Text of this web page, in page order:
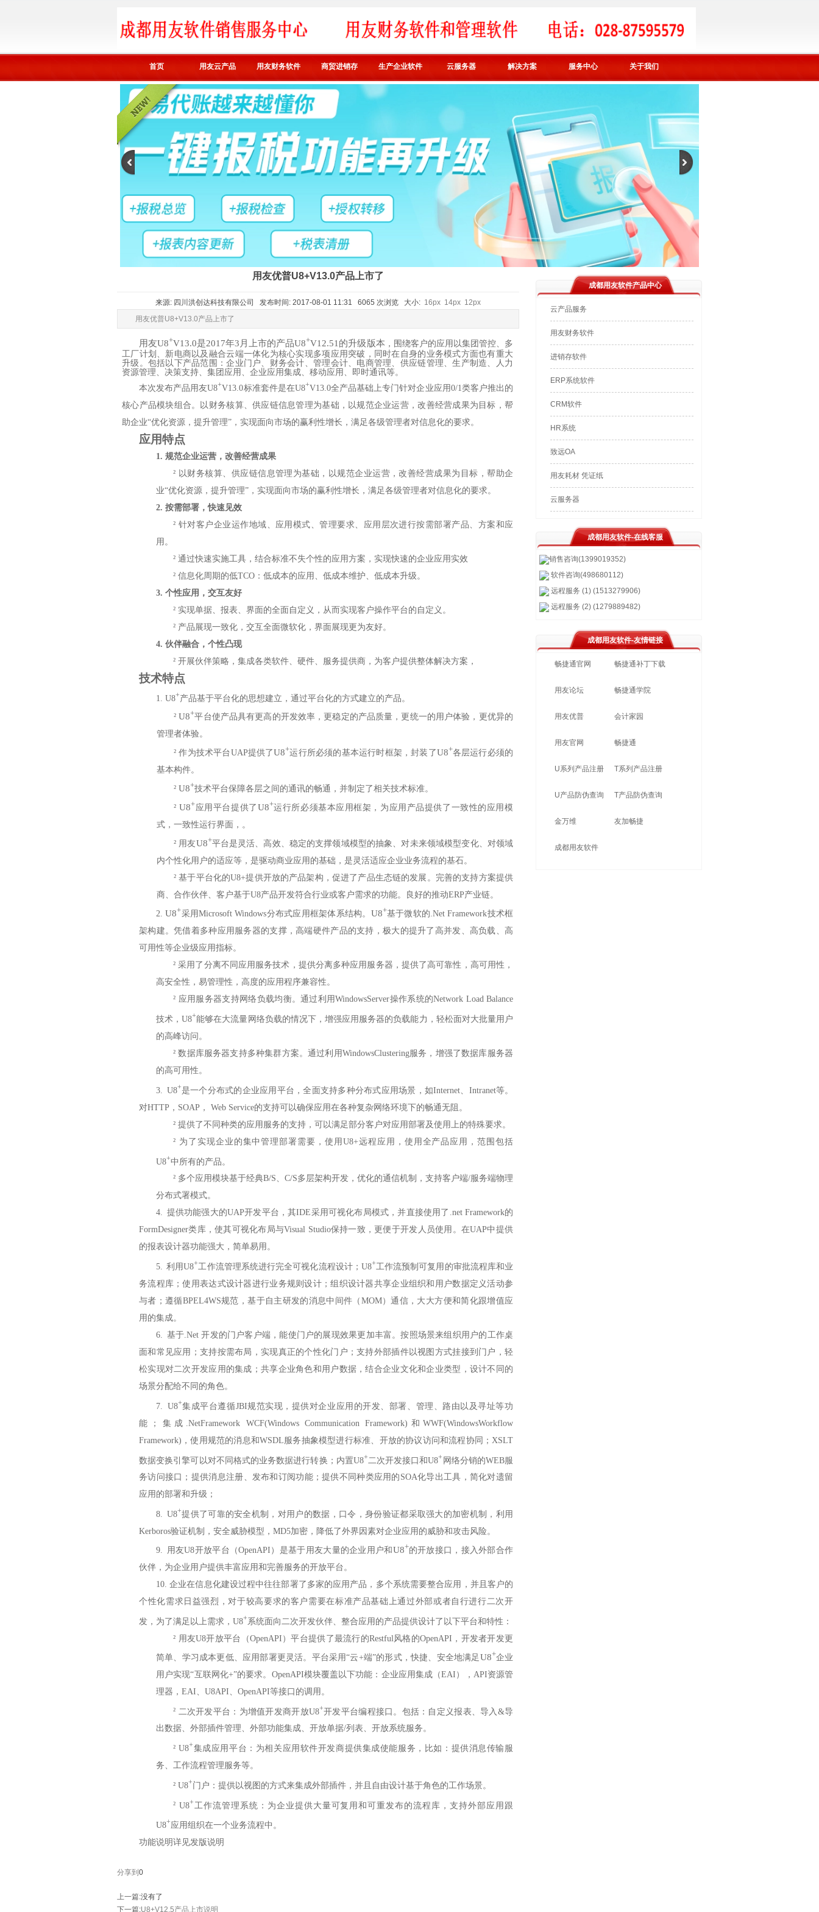
首页 用友云产品 用友财务软件 商贸进销存 生产企业软件 云服务器 解决方案 服务中心 关于我们
用友优普U8+V13.0产品上市了
来源: 四川洪创达科技有限公司 发布时间: 2017-08-01 11:31 6065 次浏览 大小: 16px 14px 12px
用友优普U8+V13.0产品上市了
用友U8+V13.0是2017年3 月上市的产品U8+V12.51 的升级版本 ，围绕客户的应用以集团管控、多
工厂计划、新电商以及融合云端一体化为核心实现多项应用突破，同时在自身的业务模式方面也有重大
升级。包括以下产品范围：企业门户、财务会计、管理会计、电商管理、供应链管理、生产制造、人力
资源管理、决策支持、集团应用、企业应用集成、移动应用、即时通讯等。
本次发布产品用友U8+V13.0标准套件是在U8+V13.0全产品基础上专门针对企业应用0/1类客户推出的
核心产品模块组合。以财务核算、供应链信息管理为基础，以规范企业运营，改善经营成果为目标，帮
助企业“优化资源，提升管理”，实现面向市场的赢利性增长，满足各级管理者对信息化的要求。
应用特点
1. 规范企业运营，改善经营成果
² 以财务核算、供应链信息管理为基础，以规范企业运营，改善经营成果为目标，帮助企
业“优化资源，提升管理”，实现面向市场的赢利性增长，满足各级管理者对信息化的要求。
2. 按需部署，快速见效
² 针对客户企业运作地域、应用模式、管理要求、应用层次进行按需部署产品、方案和应
用。
² 通过快速实施工具，结合标准不失个性的应用方案，实现快速的企业应用实效
² 信息化周期的低TCO：低成本的应用、低成本维护、低成本升级。
3. 个性应用，交互友好
² 实现单据、报表、界面的全面自定义，从而实现客户操作平台的自定义。
² 产品展现一致化，交互全面微软化，界面展现更为友好。
4. 伙伴融合，个性凸现
² 开展伙伴策略，集成各类软件、硬件、服务提供商，为客户提供整体解决方案，
技术特点
1. U8+产品基于平台化的思想建立，通过平台化的方式建立的产品。
² U8+平台使产品具有更高的开发效率，更稳定的产品质量，更统一的用户体验，更优异的
管理者体验。
² 作为技术平台UAP提供了U8+运行所必须的基本运行时框架，封装了U8+各层运行必须的
基本构件。
² U8+技术平台保障各层之间的通讯的畅通，并制定了相关技术标准。
² U8+应用平台提供了 U8+运行所必须基本应用框架，为应用产品提供了一致性的应用模
式，一致性运行界面，。
² 用友U8+平台是灵活、高效、稳定的支撑领域模型的抽象、对未来领域模型变化、对领域
内个性化用户的适应等，是驱动商业应用的基础，是灵活适应企业业务流程的基石。
² 基于平台化的U8+提供开放的产品架构，促进了产品生态链的发展。完善的支持方案提供
商、合作伙伴、客户基于U8产品开发符合行业或客户需求的功能。良好的推动ERP产业链。
2. U8+采用Microsoft Windows分布式应用框架体系结构。 U8+基于微软的.Net Framework技术框
架构建。凭借着多种应用服务器的支撑，高端硬件产品的支持，极大的提升了高并发、高负载、高
可用性等企业级应用指标。
² 采用了分离不同应用服务技术，提供分离多种应用服务器，提供了高可靠性，高可用性，
高安全性，易管理性，高度的应用程序兼容性。
² 应用服务器支持网络负载均衡。通过利用WindowsServer操作系统的Network Load Balance
技术，U8+能够在大流量网络负载的情况下，增强应用服务器的负载能力，轻松面对大批量用户
的高峰访问。
² 数据库服务器支持多种集群方案。通过利用WindowsClustering服务，增强了数据库服务器
的高可用性。
3. U8+是一个分布式的企业应用平台，全面支持多种分布式应用场景，如Internet、Intranet等。
对HTTP，SOAP， Web Service的支持可以确保应用在各种复杂网络环境下的畅通无阻。
² 提供了不同种类的应用服务的支持，可以满足部分客户对应用部署及使用上的特殊要求。
² 为了实现企业的集中管理部署需要，使用U8+远程应用，使用全产品应用，范围包括
U8+中所有的产品。
² 多个应用模块基于经典B/S、C/S多层架构开发，优化的通信机制，支持客户端/服务端物理
分布式署模式。
4. 提供功能强大的UAP开发平台，其IDE采用可视化布局模式，并直接使用了.net Framework的
FormDesigner类库，使其可视化布局与Visual Studio保持一致，更便于开发人员使用。在UAP中提供
的报表设计器功能强大，简单易用。
5. 利用U8+工作流管理系统进行完全可视化流程设计；U8+工作流预制可复用的审批流程库和业
务流程库；使用表达式设计器进行业务规则设计；组织设计器共享企业组织和用户数据定义活动参
与者；遵循BPEL4WS规范，基于自主研发的消息中间件（MOM）通信，大大方便和简化跟增值应
用的集成。
6.
基于.Net 开发的门户客户端，能使门户的展现效果更加丰富。按照场景来组织用户的工作桌
面和常见应用；支持按需布局，实现真正的个性化门户；支持外部插件以视图方式挂接到门户，轻
松实现对二次开发应用的集成；共享企业角色和用户数据，结合企业文化和企业类型，设计不同的
场景分配给不同的角色。
7. U8+集成平台遵循JBI规范实现，提供对企业应用的开发、部署、管理、路由以及寻址等功
能；集成.NetFramework WCF(Windows Communication Framework)和WWF(WindowsWorkflow
Framework)，使用规范的消息和WSDL服务抽象模型进行标准、开放的协议访问和流程协同；XSLT
数据变换引擎可以对不同格式的业务数据进行转换；内置U8+ 二次开发接口和U8+ 网络分销的WEB服
务访问接口；提供消息注册、发布和订阅功能；提供不同种类应用的SOA化导出工具，简化对遗留
应用的部署和升级；
8. U8+提供了可靠的安全机制，对用户的数据，口令，身份验证都采取强大的加密机制，利用
Kerboros验证机制，安全威胁模型，MD5加密，降低了外界因素对企业应用的威胁和攻击风险。
9. 用友U8开放平台（OpenAPI）是基于用友大量的企业用户和 U8+的开放接口，接入外部合作
伙伴，为企业用户提供丰富应用和完善服务的开放平台。
10. 企业在信息化建设过程中往往部署了多家的应用产品，多个系统需要整合应用，并且客户的
个性化需求日益强烈，对于较高要求的客户需要在标准产品基础上通过外部或者自行进行二次开
发，为了满足以上需求，U8+系统面向二次开发伙伴、整合应用的产品提供设计了以下平台和特性：
² 用友U8开放平台（OpenAPI）平台提供了最流行的Restful风格的OpenAPI，开发者开发更
简单、学习成本更低、应用部署更灵活。平台采用“云+端”的形式，快捷、安全地满足 U8+企业
用户实现“互联网化+”的要求。OpenAPI模块覆盖以下功能：企业应用集成（EAI），API资源管
理器，EAI、U8API、OpenAPI等接口的调用。
² 二次开发平台：为增值开发商开放U8+开发平台编程接口。包括：自定义报表、导入&导
出数据、外部插件管理、外部功能集成、开放单据/列表、开放系统服务。
² U8+集成应用平台：为相关应用软件开发商提供集成使能服务，比如：提供消息传输服
务、工作流程管理服务等。
² U8+门户：提供以视图的方式来集成外部插件，并且自由设计基于角色的工作场景。
² U8+ 工作流管理系统：为企业提供大量可复用和可重发布的流程库，支持外部应用跟
U8+应用组织在一个业务流程中。
功能说明详见发版说明
分享到0
上一篇:没有了
下一篇:U8+V12.5产品上市说明
成都用友软件产品中心
云产品服务
用友财务软件
进销存软件
ERP系统软件
CRM软件
HR系统
致远OA
用友耗材 凭证纸
云服务器
成都用友软件-在线客服
销售咨询(1399019352)
软件咨询(498680112)
远程服务 (1) (1513279906)
远程服务 (2) (1279889482)
成都用友软件-友情链接
畅捷通官网 畅捷通补丁下载
用友论坛 畅捷通学院
用友优普 会计家园
用友官网 畅捷通
U系列产品注册 T系列产品注册
U产品防伪查询 T产品防伪查询
金万维 友加畅捷
成都用友软件